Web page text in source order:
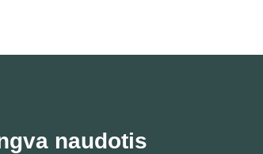
naudotis